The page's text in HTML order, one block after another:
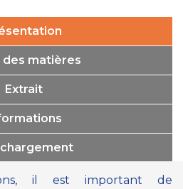
des matières
Extrait
il est important de